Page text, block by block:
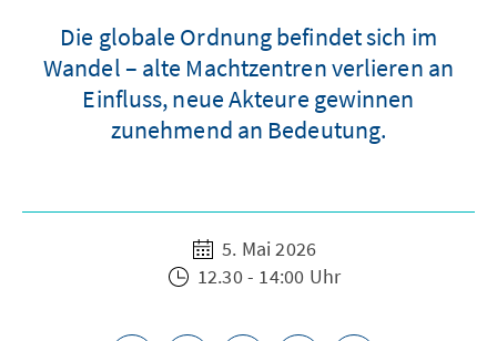
Die globale Ordnung befindet sich im
Wandel – alte Machtzentren verlieren an
Einfluss, neue Akteure gewinnen
zunehmend an Bedeutung.
5. Mai 2026
12.30 - 14:00 Uhr